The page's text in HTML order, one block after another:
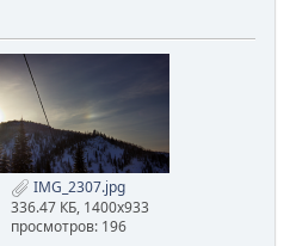
IMG_2307.jpg
336.47 КБ, 1400x933
просмотров: 196